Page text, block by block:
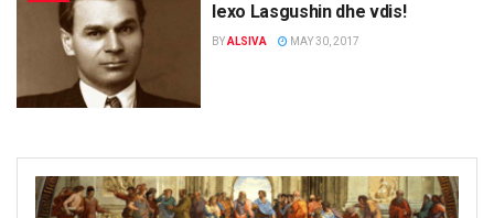
lexo Lasgushin dhe vdis!
BYALSIVA MAY 30, 2017